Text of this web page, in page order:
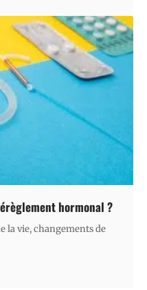
hormonal ?
la vie, changements de